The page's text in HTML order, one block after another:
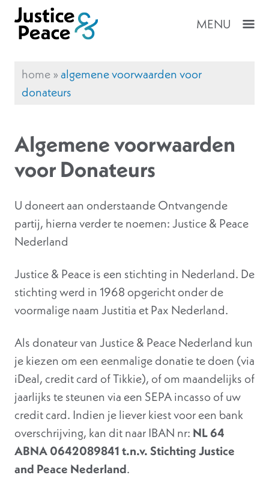
MENU
home»algemene voorwaarden voor
donateurs
Algemene voorwaarden
voor Donateurs
U doneert aan onderstaande Ontvangende
partij, hierna verder te noemen: Justice & Peace
Nederland
Justice & Peace is een stichting in Nederland. De
stichting werd in 1968 opgericht onder de
voormalige naam Justitia et Pax Nederland.
Als donateur van Justice & Peace Nederland kun
je kiezen om een eenmalige donatie te doen (via
iDeal, credit card of Tikkie), of om maandelijks of
jaarlijks te steunen via een SEPA incasso of uw
credit card. Indien je liever kiest voor een bank
overschrijving, kan dit naar IBAN nr: NL 64
ABNA 0642089841 t.n.v. Stichting Justice
and Peace Nederland.